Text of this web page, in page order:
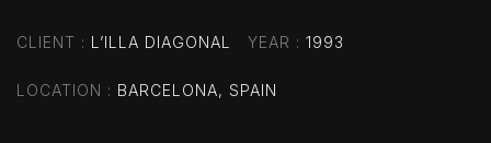
CLIENT L’ILLA DIAGONAL YEAR 1993
LOCATION BARCELONA, SPAIN